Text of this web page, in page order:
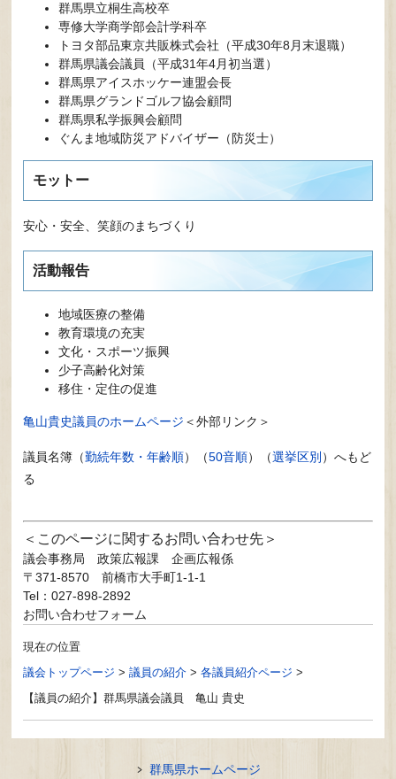
群馬県立桐生高校卒
専修大学商学部会計学科卒
トヨタ部品東京共販株式会社（平成30年8月末退職）
群馬県議会議員（平成31年4月初当選）
群馬県アイスホッケー連盟会長
群馬県グランドゴルフ協会顧問
群馬県私学振興会顧問
ぐんま地域防災アドバイザー（防災士）
モットー
安心・安全、笑顔のまちづくり
活動報告
地域医療の整備
教育環境の充実
文化・スポーツ振興
少子高齢化対策
移住・定住の促進
亀山貴史議員のホームページ ＜外部リンク＞
議員名簿（勤続年数・年齢順）（50音順）（選挙区別 ）へもど
る
このページに関するお問い合わせ先
議会事務局
政策広報課 企画広報係
〒371-8570
前橋市大手町1-1-1
Tel：027-898-2892
お問い合わせフォーム
現在の位置
議会トップページ >議員の紹介 >各議員紹介ページ >
【議員の紹介】群馬県議会議員 亀山 貴史
群馬県ホームページ